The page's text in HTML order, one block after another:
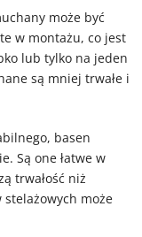
może być
w montażu, co jest
lub tylko na jeden
są mniej trwałe i
basen
Są one łatwe w
trwałość niż
stelażowych może